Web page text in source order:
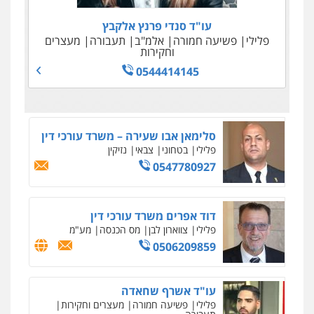
עו"ד יפעת שוורץ סיל
פלילי
תעבורה
0523379525
עו"ד סנדי פרנץ אלקבץ
פלילי
פשיעה חמורה אלמ"ב תעבורה מעצרים
וחקירות
0544414145
וחקירות
0506277425
0549535659
עו"ד שנהב אילון
פשיעה חמורה חקירות ומעצרים
נוער עורכי דין לענייני אסירים
0549475678
עו"ד אורנת קמרון
פלילי תעבורה עורכי דין לענייני אסירים
משפחה נוער
0505417090
עו"ד חמאדה מסרי
תעבורה
0526631970
עו"ד פיני פישלר
פלילי תעבורה מח"ש אזרחי כלכלי